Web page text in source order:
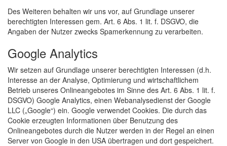
Des Weiteren behalten wir uns vor, auf Grundlage unserer
berechtigten Interessen gem. Art. 6 Abs. 1 lit. f. DSGVO, die
Angaben der Nutzer zwecks Spamerkennung zu verarbeiten.
Google Analytics
Wir setzen auf Grundlage unserer berechtigten Interessen (d.h.
Interesse an der Analyse, Optimierung und wirtschaftlichem
Betrieb unseres Onlineangebotes im Sinne des Art. 6 Abs. 1 lit. f.
DSGVO) Google Analytics, einen Webanalysedienst der Google
LLC („Google“) ein. Google verwendet Cookies. Die durch das
Cookie erzeugten Informationen über Benutzung des
Onlineangebotes durch die Nutzer werden in der Regel an einen
Server von Google in den USA übertragen und dort gespeichert.